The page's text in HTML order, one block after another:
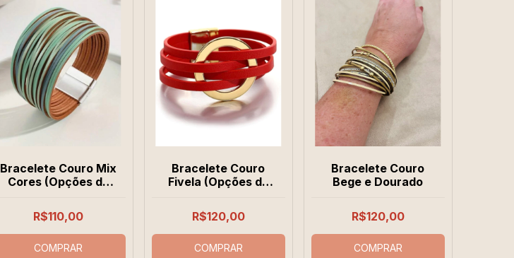
Bracelete Couro Mix
Cores (Opções de
R$110,00
COMPRAR
Bracelete Couro
Fivela (Opções de
R$120,00
COMPRAR
Bracelete Couro
Bege e Dourado
R$120,00
COMPRAR